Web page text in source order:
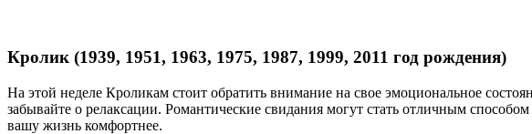
Кролик (1939, 1951, 1963, 1975, 1987, 1999, 2011 год рождения)
На этой неделе Кроликам стоит обратить внимание на свое эмоциональное
забывайте о релаксации. Романтические свидания могут стать отличным
вашу жизнь комфортнее.